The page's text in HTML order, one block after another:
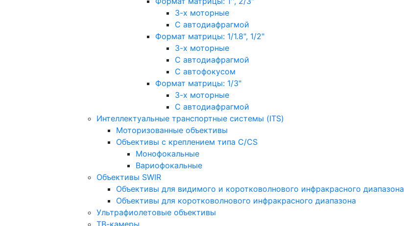
3-х моторные
С автодиафрагмой
Формат матрицы: 1/1.8", 1/2"
3-х моторные
С автодиафрагмой
С автофокусом
Формат матрицы: 1/3"
3-х моторные
С автодиафрагмой
Интеллектуальные транспортные системы (ITS)
Моторизованные объективы
Объективы с креплением типа C/CS
Монофокальные
Вариофокальные
Объективы SWIR
Объективы для видимого и коротковолнового инфракрасного диапазона
Объективы для коротковолнового инфракрасного диапазона
Ультрафиолетовые объективы
ТВ-камеры